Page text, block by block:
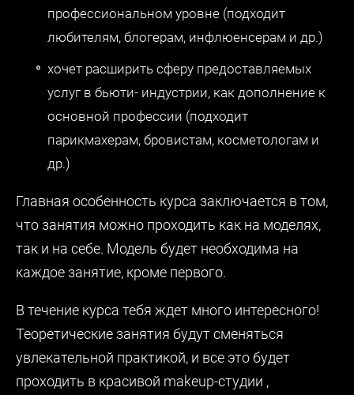
профессиональном уровне (подходит
любителям, блогерам, инфлюенсерам и др.)
хочет расширить сферу предоставляемых
услуг в бьюти- индустрии, как дополнение к
основной профессии (подходит
парикмахерам, бровистам, косметологам и
др.)
Главная особенность курса заключается в том,
что занятия можно проходить как на моделях,
так и на себе. Модель будет необходима на
каждое занятие, кроме первого.
В течение курса тебя ждет много интересного!
Теоретические занятия будут сменяться
увлекательной практикой, и все это будет
проходить в красивой makeup-студии ,